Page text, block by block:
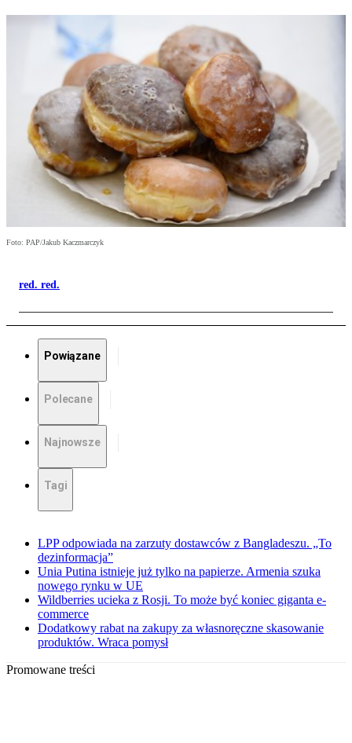
Foto: PAP/Jakub Kaczmarczyk
red. red.
Powiązane
Polecane
Najnowsze
Tagi
LPP odpowiada na zarzuty dostawców z Bangladeszu. „To
dezinformacja”
Unia Putina istnieje już tylko na papierze. Armenia szuka
nowego rynku w UE
Wildberries ucieka z Rosji. To może być koniec giganta e-
commerce
Dodatkowy rabat na zakupy za własnoręczne skasowanie
produktów. Wraca pomysł
Promowane treści